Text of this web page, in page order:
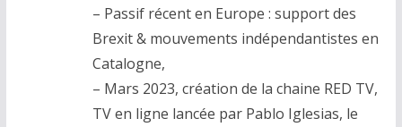
– Passif récent en Europe : support des
Brexit & mouvements indépendantistes en
Catalogne,
– Mars 2023, création de la chaine RED TV,
TV en ligne lancée par Pablo Iglesias, le